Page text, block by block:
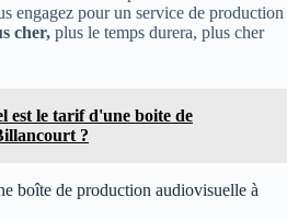
engagez pour un service de production
cher, plus le temps durera, plus cher
est le tarif d'une boite de
?
boîte de production audiovisuelle à